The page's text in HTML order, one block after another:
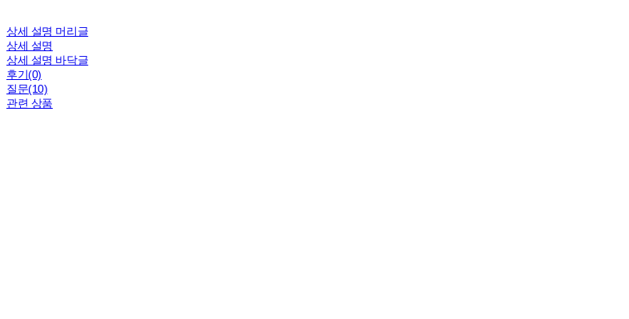
상세 설명 머리글
상세 설명
상세 설명 바닥글
후기(0)
질문(10)
관련 상품